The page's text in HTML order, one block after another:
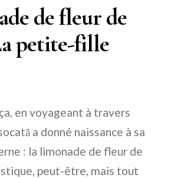
de fleur de
petite-fille
en voyageant à travers
a donné naissance à sa
: la limonade de fleur de
peut-être, mais tout